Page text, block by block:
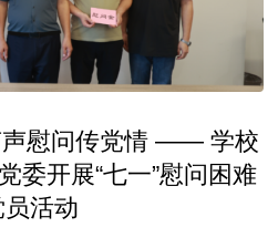
声慰问传党情 —— 学校
委开展“七一”慰问困难
员活动